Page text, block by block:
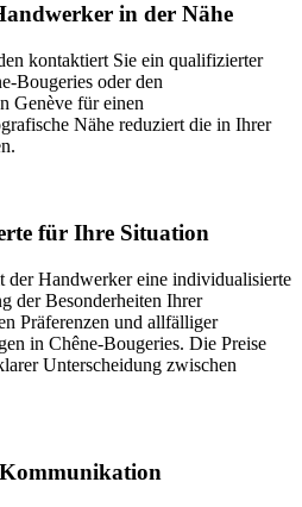
in der Nähe
kontaktiert Sie ein qualifizierter
Bougeries oder den
Genève für einen
Nähe reduziert die in Ihrer
für Ihre Situation
der Handwerker eine individualisierte
der Besonderheiten Ihrer
Präferenzen und allfälliger
in Chêne-Bougeries. Die Preise
Unterscheidung zwischen